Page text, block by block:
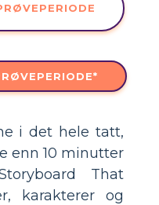
i det hele tatt,
enn 10 minutter
That
karakterer og